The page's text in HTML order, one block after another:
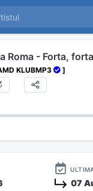
Roma - Forta,
KLUBMP3 ]
07